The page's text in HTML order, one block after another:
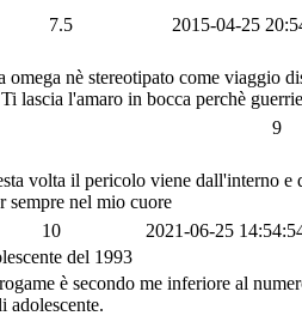
7.5
2015-04-25
omega nè stereotipato come viaggio
lascia l'amaro in bocca perchè
9
volta il pericolo viene dall'interno
sempre nel mio cuore
10
2021-06-25
del 1993
è secondo me inferiore al
adolescente.